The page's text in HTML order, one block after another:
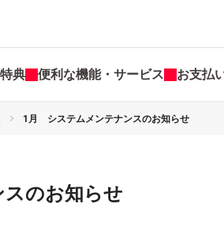
典 便利な機能・サービス お支払
1月 システムメンテナンスのお知らせ
のお知らせ